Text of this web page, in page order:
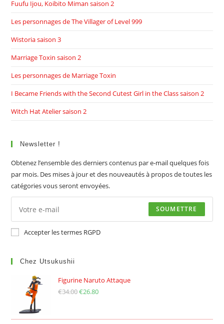
Fuufu Ijou, Koibito Miman saison 2
Les personnages de The Villager of Level 999
Wistoria saison 3
Marriage Toxin saison 2
Les personnages de Marriage Toxin
I Became Friends with the Second Cutest Girl in the Class saison 2
Witch Hat Atelier saison 2
Newsletter !
Obtenez l’ensemble des derniers contenus par e-mail quelques fois
par mois. Des mises à jour et des nouveautés à propos de toutes les
catégories vous seront envoyées.
SOUMETTRE
Accepter les termes RGPD
Chez Utsukushii
Figurine Naruto Attaque
€34.00Le
initial
€26.80Le
actuel